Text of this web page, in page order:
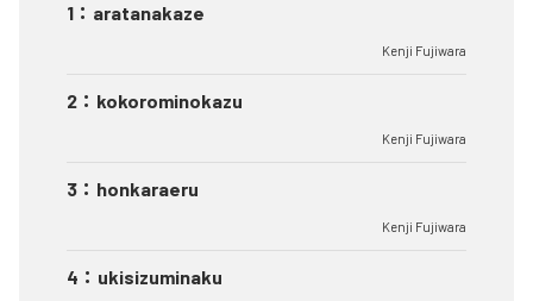
1 ： aratanakaze
Kenji Fujiwara
2 ： kokorominokazu
Kenji Fujiwara
3 ： honkaraeru
Kenji Fujiwara
4 ： ukisizuminaku